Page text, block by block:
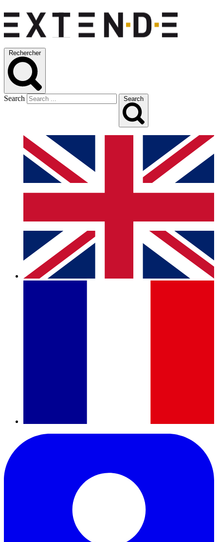
Rechercher
Search Search